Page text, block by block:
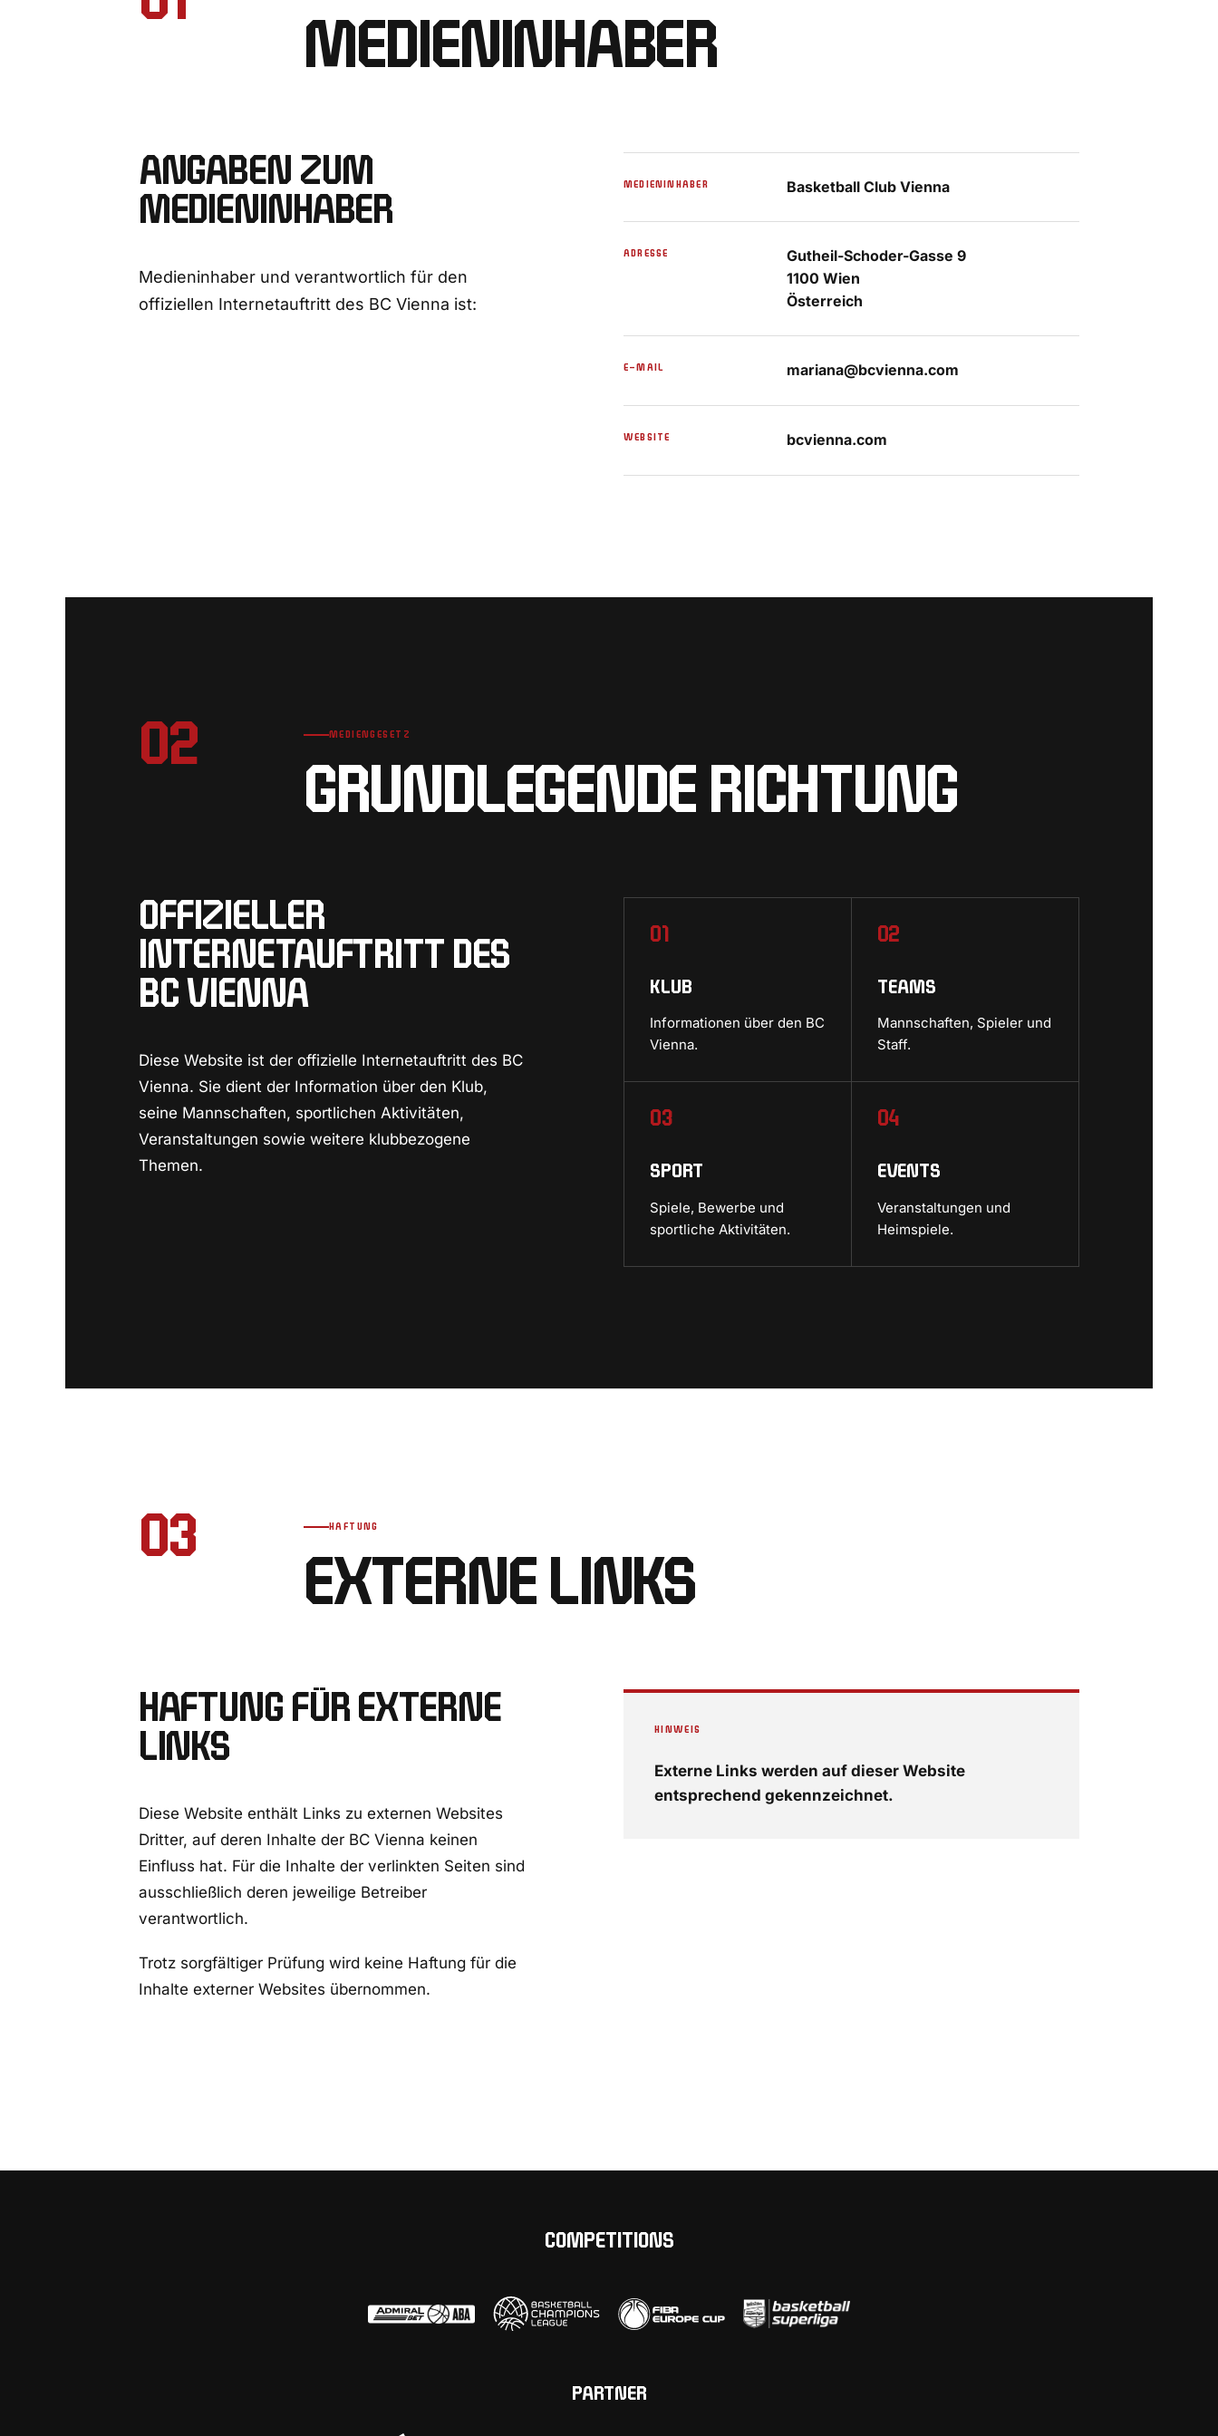
MEDIENINHABER
ANGABEN ZUM
MEDIENINHABER
Medieninhaber und verantwortlich für den
offiziellen Internetauftritt des BC Vienna ist:
MEDIENINHABER Basketball Club Vienna
ADRESSE
Gutheil-Schoder-Gasse 9
1100 Wien
Österreich
E-MAIL mariana@bcvienna.com
WEBSITE bcvienna.com
02 MEDIENGESETZ
GRUNDLEGENDE RICHTUNG
OFFIZIELLER
INTERNETAUFTRITT DES
BC VIENNA
Diese Website ist der offizielle Internetauftritt des BC
Vienna. Sie dient der Information über den Klub,
seine Mannschaften, sportlichen Aktivitäten,
Veranstaltungen sowie weitere klubbezogene
Themen.
01
KLUB
Informationen über den BC
Vienna.
02
TEAMS
Mannschaften, Spieler und
Staff.
03
SPORT
Spiele, Bewerbe und
sportliche Aktivitäten.
04
EVENTS
Veranstaltungen und
Heimspiele.
03 HAFTUNG
EXTERNE LINKS
HAFTUNG FÜR EXTERNE
LINKS
Diese Website enthält Links zu externen Websites
Dritter, auf deren Inhalte der BC Vienna keinen
Einfluss hat. Für die Inhalte der verlinkten Seiten sind
ausschließlich deren jeweilige Betreiber
verantwortlich.
Trotz sorgfältiger Prüfung wird keine Haftung für die
Inhalte externer Websites übernommen.
HINWEIS
Externe Links werden auf dieser Website
entsprechend gekennzeichnet.
COMPETITIONS
PARTNER